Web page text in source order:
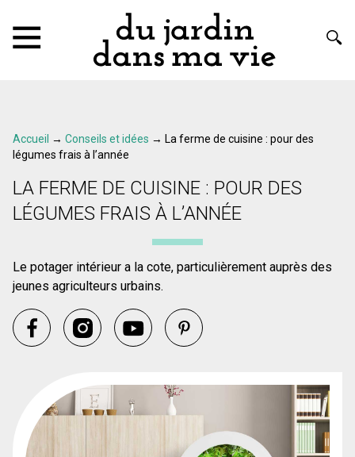
Accueil → Conseils et idées → La ferme de cuisine : pour des
légumes frais à l’année
LA FERME DE CUISINE : POUR DES
LÉGUMES FRAIS À L’ANNÉE
Le potager intérieur a la cote, particulièrement auprès des
jeunes agriculteurs urbains.